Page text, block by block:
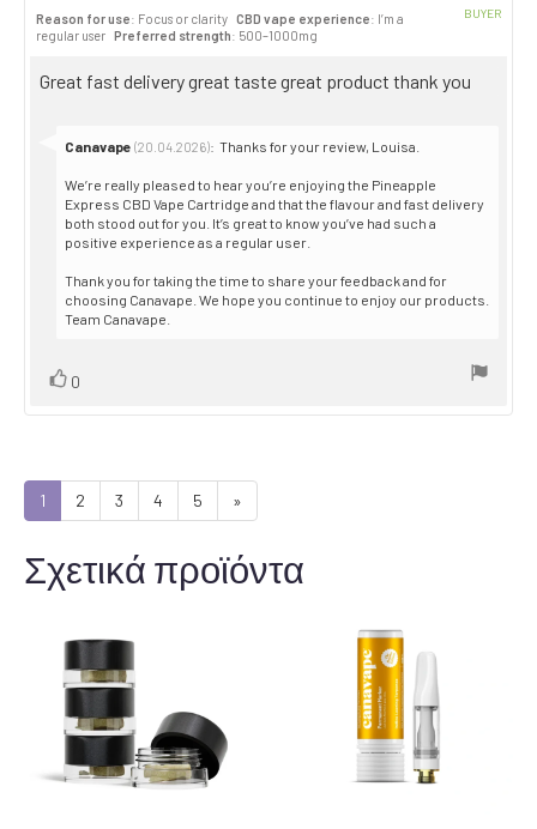
5.0
out
5
Reason for use: Focus or clarity CBD vape experience: I’m a
regular user Preferred strength: 500–1000mg
BUYER
Review
Great fast delivery great taste great product thank you
Reply
Canavape (20.04.2026): Thanks for your review, Louisa.
We’re really pleased to hear you’re enjoying the Pineapple
Express CBD Vape Cartridge and that the flavour and fast delivery
both stood out for you. It’s great to know you’ve had such a
positive experience as a regular user.
Thank you for taking the time to share your feedback and for
choosing Canavape. We hope you continue to enjoy our products.
Team Canavape.
Vote
0
1 2 3 4 5 »
Σχετικά προϊόντα